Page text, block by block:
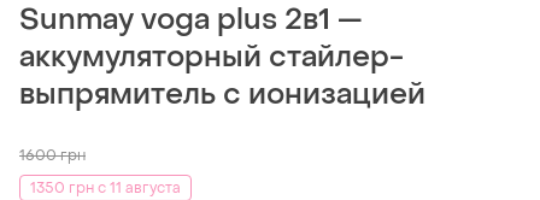
Sunmay voga plus 2в1 —
аккумуляторный стайлер-
выпрямитель с ионизацией
1600грн
1350 грн с 11 августа